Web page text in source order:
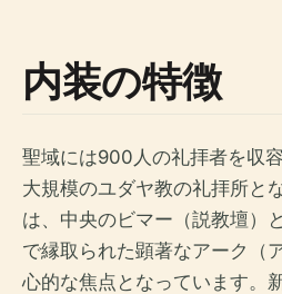
内装の特徴
聖域には900人の礼拝者を収
大規模のユダヤ教の礼拝所と
は、中央のビマー（説教壇）
で縁取られた顕著なアーク（
心的な焦点となっています。